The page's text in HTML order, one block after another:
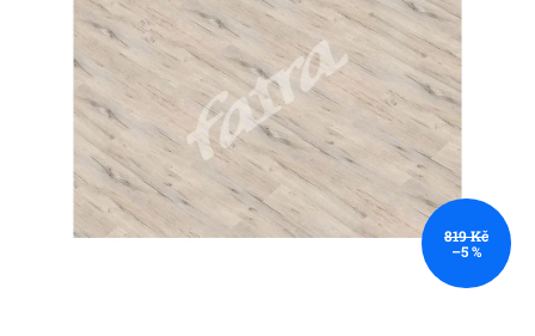
hvězdiček.
819 Kč
–5 %